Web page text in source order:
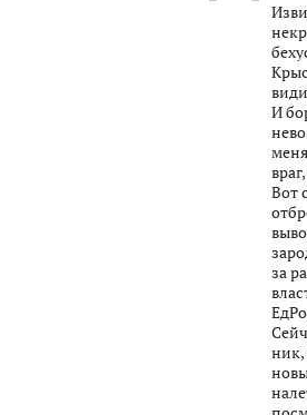
И
Вот
за
ник,